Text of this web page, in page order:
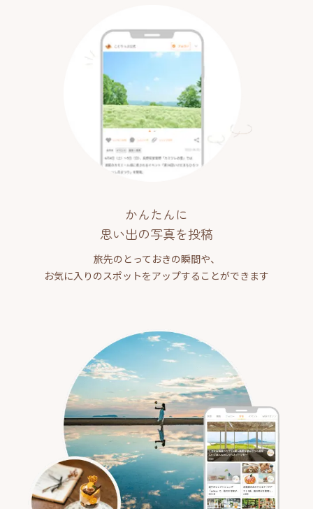
かんたんに
思い出の写真を投稿
旅先のとっておきの瞬間や、
お気に入りのスポットをアップすることができます